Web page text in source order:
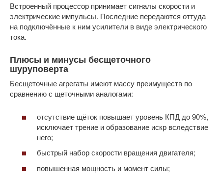
Встроенный процессор принимает сигналы скорости и
электрические импульсы. Последние передаются оттуда
на подключённые к ним усилители в виде электрического
тока.
Плюсы и минусы бесщеточного
шуруповерта
Бесщеточные агрегаты имеют массу преимуществ по
сравнению с щеточными аналогами:
отсутствие щёток повышает уровень КПД до 90%,
исключает трение и образование искр вследствие
него;
быстрый набор скорости вращения двигателя;
повышенная мощность и момент силы;